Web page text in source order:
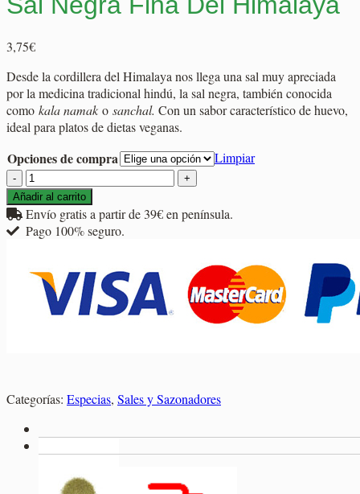
3,75€
Desde la cordillera del Himalaya nos llega una sal muy apreciada
por la medicina tradicional hindú, la sal negra, también conocida
como kala namak o sanchal. Con un sabor característico de huevo,
ideal para platos de dietas veganas.
Opciones de compra
Limpiar
Sal
Negra
Fina
Del
Himalaya
Añadir al carrito
Envío gratis a partir de 39€ en península.
Pago 100% seguro.
Categorías: Especias, Sales y Sazonadores